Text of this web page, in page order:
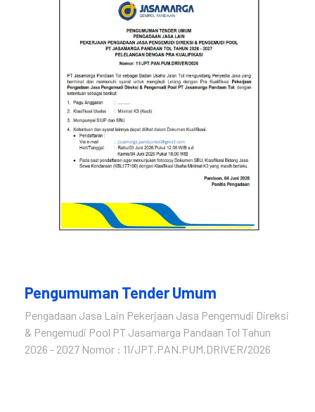
Pengumuman Tender Umum
Pengadaan Jasa Lain Pekerjaan Jasa Pengemudi Direksi
& Pengemudi Pool PT Jasamarga Pandaan Tol Tahun
2026 - 2027 Nomor : 11/JPT.PAN.PUM.DRIVER/2026